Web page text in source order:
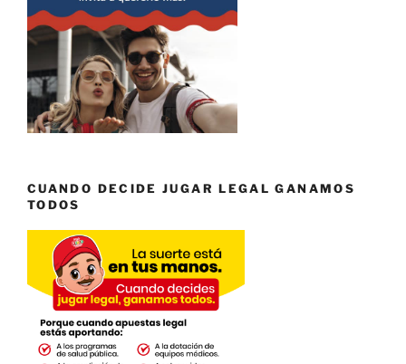
CUANDO DECIDE JUGAR LEGAL GANAMOS
TODOS